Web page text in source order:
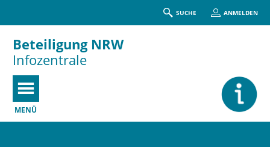
SUCHE ANMELDEN
Beteiligung NRW
Infozentrale
MENÜ